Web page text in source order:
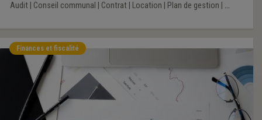
Audit| Conseil communal Contrat| Location Plan de gestion ...
Finances et fiscalité